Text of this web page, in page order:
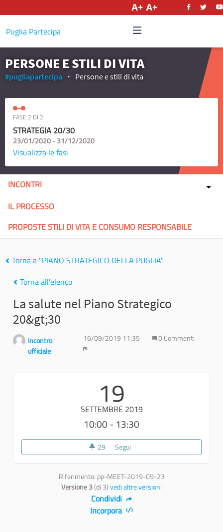
Puglia Partecipa
PERSONE E STILI DI VITA
#pugliapartecipa Persone e stili di vita
FASE 2 DI 2
STRATEGIA 20/30
23/01/2020 - 31/12/2020
Visualizza le fasi
INCONTRI
IL PROCESSO
PROPOSTE STILI DI VITA E CONSUMO RESPONSABILE
Torna a "PIANO STRATEGICO DELLA PUGLIA"
Torna all'elenco
La salute nel Piano Strategico
20&gt;30
Incontro
ufficiale
16/09/2019 11:35
0 Commenti
19
SETTEMBRE 2019
10:00 - 13:30
29 29 sostenitori
Segui
Riferimento: pp-MEET-2019-09-23
Versione 3(di 3)vedi altre versioni
Condividi
Incorpora